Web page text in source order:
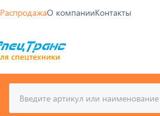
РаспродажаО компанииКонтакты